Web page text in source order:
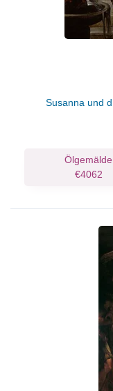
Susanna und
Ölgemälde
€4062